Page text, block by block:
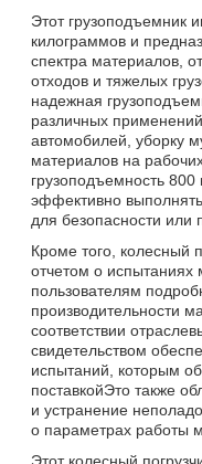
Этот грузоподъемник
килограммов и
спектра материалов,
отходов и тяжелых
надежная
различных
автомобилей, уборку
материалов на
грузоподъемность
эффективно
для безопасности или
Кроме того, колесный
отчетом о
пользователям
производительности
соответствии
свидетельством
испытаний, которым
поставкойЭто также
и устранение
о параметрах работы